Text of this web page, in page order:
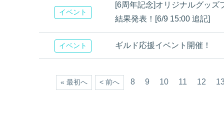
イベント
[6周年記念]オリジナルグッ
結果発表！[6/9 15:00 追記]
イベント ギルド応援イベント開催！
« 最初へ < 前へ 8 9 10 11 12